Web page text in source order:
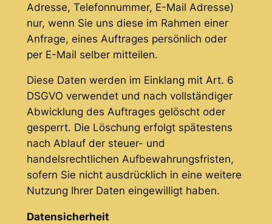
Adresse, Telefonnummer, E-Mail Adresse)
nur, wenn Sie uns diese im Rahmen einer
Anfrage, eines Auftrages persönlich oder
per E-Mail selber mitteilen.
Diese Daten werden im Einklang mit Art. 6
DSGVO verwendet und nach vollständiger
Abwicklung des Auftrages gelöscht oder
gesperrt. Die Löschung erfolgt spätestens
nach Ablauf der steuer- und
handelsrechtlichen Aufbewahrungsfristen,
sofern Sie nicht ausdrücklich in eine weitere
Nutzung Ihrer Daten eingewilligt haben.
Datensicherheit